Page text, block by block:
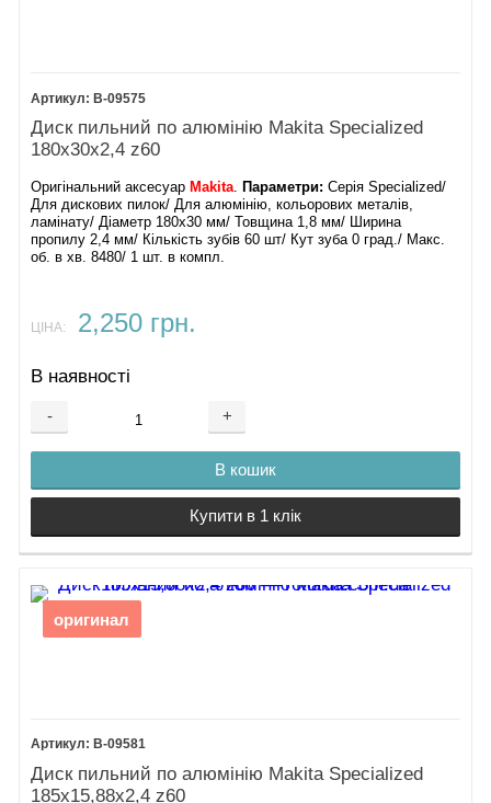
B-09575
Диск пильний по алюмінію Makita Specialized
180х30х2,4 z60
Оригінальний аксесуар Makita Параметри: Серія Specialized/
Для дискових пилок/ Для алюмінію, кольорових металів,
ламінату/ Діаметр 180х30 мм/ Товщина 1,8 мм/ Ширина
пропилу 2,4 мм/ Кількість зубів 60 шт/ Кут зуба 0 град./ Макс.
об. в хв. 8480/ 1 шт. в компл.
ЦІНА: 2,250 грн.
В наявності
- +
В кошик
Купити в 1 клік
оригинал
B-09581
Диск пильний по алюмінію Makita Specialized
185х15,88х2,4 z60